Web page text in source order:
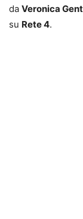
da Veronica
su Rete 4.